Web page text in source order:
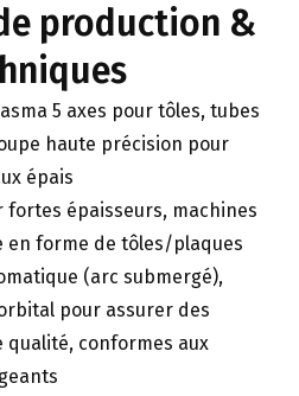
production &
5 axes pour tôles, tubes
haute précision pour
épais
fortes épaisseurs, machines
en forme de tôles/plaques
(arc submergé),
pour assurer des
qualité, conformes aux